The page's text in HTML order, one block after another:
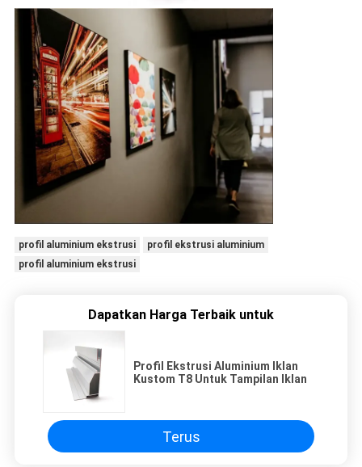
profil aluminium ekstrusi
profil ekstrusi aluminium
profil aluminium ekstrusi
Dapatkan Harga Terbaik untuk
Profil Ekstrusi Aluminium Iklan
Kustom T8 Untuk Tampilan Iklan
Terus